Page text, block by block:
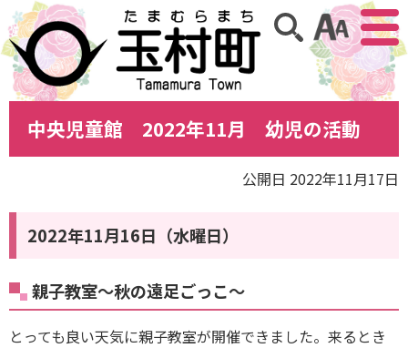
アクセ
サイト内検索
中央児童館 2022年11月 幼児の活動
公開日 2022年11月17日
2022年11月16日（水曜日）
親子教室〜秋の遠足ごっこ〜
とっても良い天気に親子教室が開催できました。来るとき